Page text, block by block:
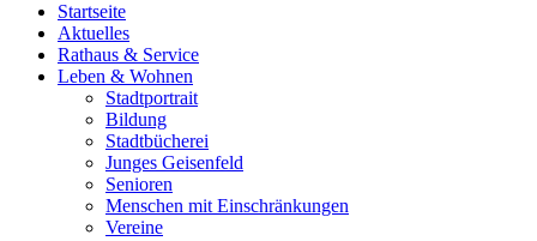
Startseite
Aktuelles
Rathaus & Service
Leben & Wohnen
Stadtportrait
Bildung
Stadtbücherei
Junges Geisenfeld
Senioren
Menschen mit Einschränkungen
Vereine